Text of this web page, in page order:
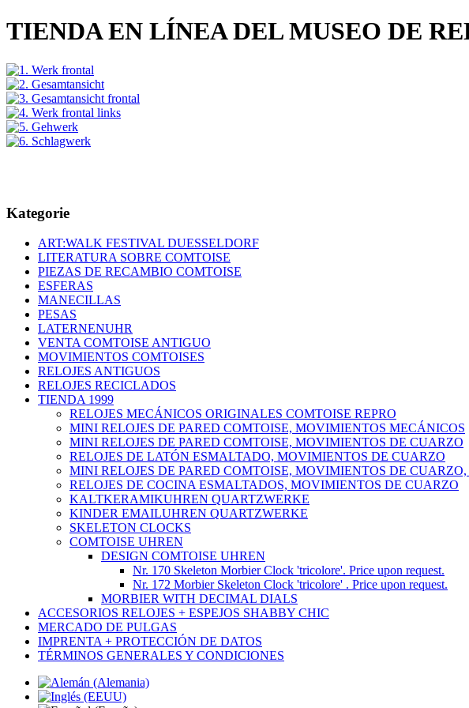
TIENDA EN LÍNEA DEL MUSEO DE
Kategorie
ART:WALK FESTIVAL DUESSELDORF
LITERATURA SOBRE COMTOISE
PIEZAS DE RECAMBIO COMTOISE
ESFERAS
MANECILLAS
PESAS
LATERNENUHR
VENTA COMTOISE ANTIGUO
MOVIMIENTOS COMTOISES
RELOJES ANTIGUOS
RELOJES RECICLADOS
TIENDA 1999
RELOJES MECÁNICOS ORIGINALES COMTOISE REPRO
MINI RELOJES DE PARED COMTOISE, MOVIMIENTOS MECÁNICOS
MINI RELOJES DE PARED COMTOISE, MOVIMIENTOS DE CUARZO
RELOJES DE LATÓN ESMALTADO, MOVIMIENTOS DE CUARZO
MINI RELOJES DE PARED COMTOISE, MOVIMIENTOS DE
RELOJES DE COCINA ESMALTADOS, MOVIMIENTOS DE CUARZO
KALTKERAMIKUHREN QUARTZWERKE
KINDER EMAILUHREN QUARTZWERKE
SKELETON CLOCKS
COMTOISE UHREN
DESIGN COMTOISE UHREN
Nr. 170 Skeleton Morbier Clock 'tricolore'. Price upon request.
Nr. 172 Morbier Skeleton Clock 'tricolore' . Price upon request.
MORBIER WITH DECIMAL DIALS
ACCESORIOS RELOJES + ESPEJOS SHABBY CHIC
MERCADO DE PULGAS
IMPRENTA + PROTECCIÓN DE DATOS
TÉRMINOS GENERALES Y CONDICIONES